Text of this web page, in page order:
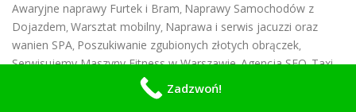
Awaryjne naprawy Furtek i Bram, Naprawy Samochodów z
Dojazdem, Warsztat mobilny, Naprawa i serwis jacuzzi oraz
wanien SPA, Poszukiwanie zgubionych złotych obrączek,
Serwisujemy Maszyny Fitness w Warszawie,Agencja SEO,Taxi,
Usługi elektryka samochodowego z dojazdem
Serwis klimatyzacji w domu
Zadzwoń!